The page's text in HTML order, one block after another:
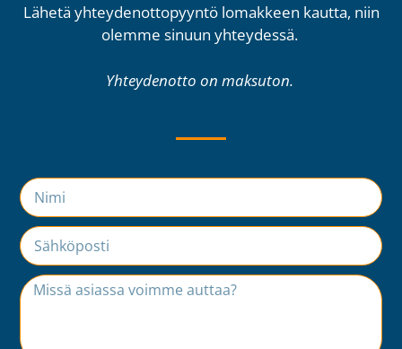
Lähetä yhteydenottopyyntö lomakkeen kautta, niin
olemme sinuun yhteydessä.
Yhteydenotto on maksuton.